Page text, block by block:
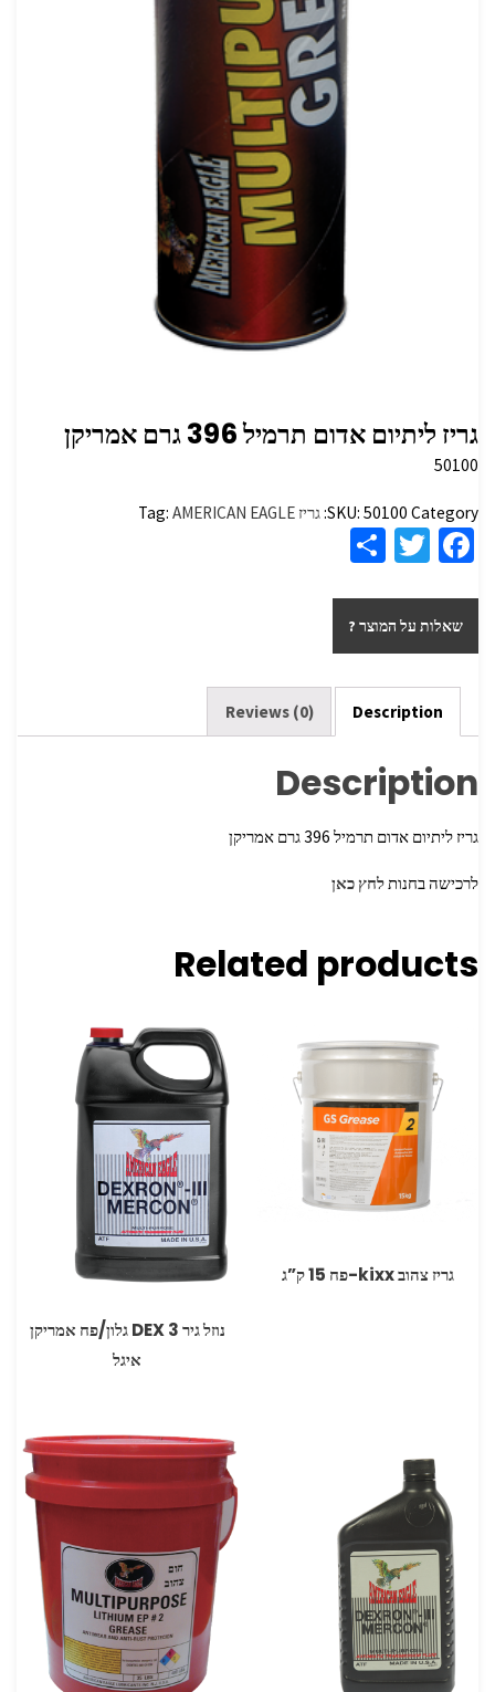
גריז ליתיום אדום תרמיל 396 גרם אמריקן
50100
SKU: 50100 Category: גריז Tag: AMERICAN EAGLE
Fa
b
o
o
k
T
tt
er
ar
e
שאלות על המוצר ?
Description
Reviews (0)
Description
גריז ליתיום אדום תרמיל 396 גרם אמריקן
לרכישה בחנותלחץ כאן
Related products
גריז צהוב kixx-פח 15 ק”ג
נוזל גיר DEX 3 גלון/פח אמריקן
איגל